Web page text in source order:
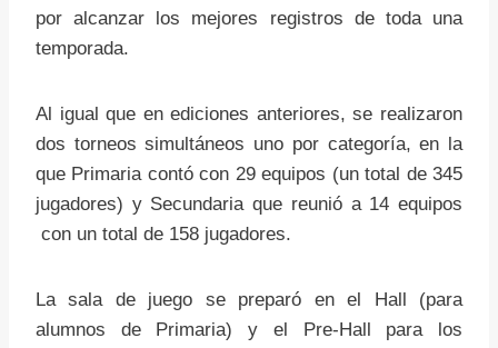
por alcanzar los mejores registros de toda una
temporada.
Al igual que en ediciones anteriores, se realizaron
dos torneos simultáneos uno por categoría, en la
que Primaria contó con 29 equipos (un total de 345
jugadores) y Secundaria que reunió a 14 equipos
con un total de 158 jugadores.
La sala de juego se preparó en el Hall (para
alumnos de Primaria) y el Pre-Hall para los